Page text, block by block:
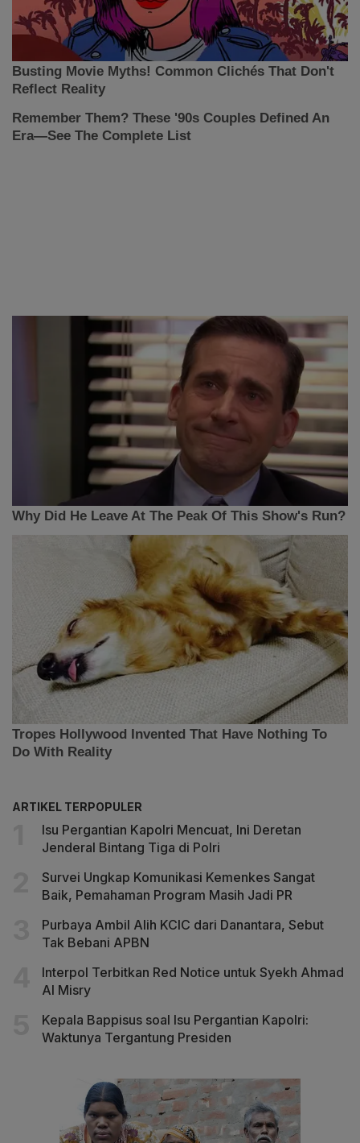
ARTIKEL TERPOPULER
Isu Pergantian Kapolri Mencuat, Ini Deretan
Jenderal Bintang Tiga di Polri
Survei Ungkap Komunikasi Kemenkes Sangat
Baik, Pemahaman Program Masih Jadi PR
Purbaya Ambil Alih KCIC dari Danantara, Sebut
Tak Bebani APBN
Interpol Terbitkan Red Notice untuk Syekh Ahmad
Al Misry
Kepala Bappisus soal Isu Pergantian Kapolri:
Waktunya Tergantung Presiden